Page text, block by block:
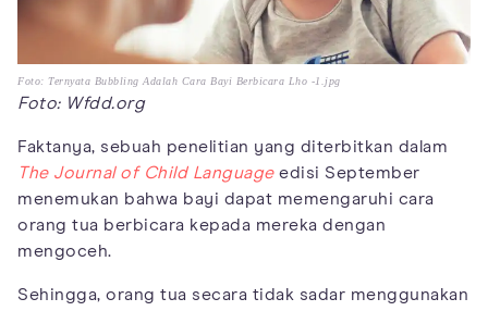
Foto: Ternyata Bubbling Adalah Cara Bayi Berbicara Lho -1.jpg
Foto: Wfdd.org
Faktanya, sebuah penelitian yang diterbitkan dalam
The Journal of Child Languageedisi September
menemukan bahwa bayi dapat memengaruhi cara
orang tua berbicara kepada mereka dengan
mengoceh.
Sehingga, orang tua secara tidak sadar menggunakan